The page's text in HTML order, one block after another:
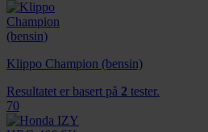
Klippo Champion (bensin)
Resultatet er basert på 2 tester.
70